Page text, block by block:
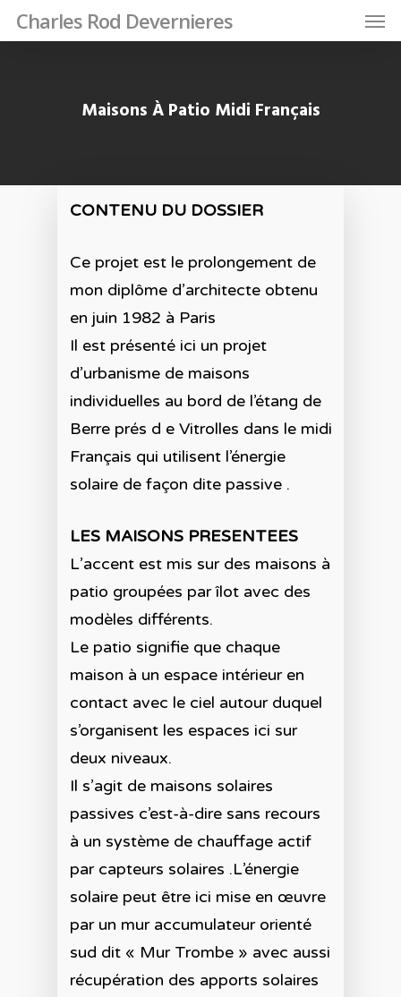
Charles Rod Devernieres
Maisons À Patio Midi Français
CONTENU DU DOSSIER
Ce projet est le prolongement de
mon diplôme d’architecte obtenu
en juin 1982 à Paris
Il est présenté ici un projet
d’urbanisme de maisons
individuelles au bord de l’étang de
Berre prés d e Vitrolles dans le midi
Français qui utilisent l’énergie
solaire de façon dite passive .
LES MAISONS PRESENTEES
L’accent est mis sur des maisons à
patio groupées par îlot avec des
modèles différents.
Le patio signifie que chaque
maison à un espace intérieur en
contact avec le ciel autour duquel
s’organisent les espaces ici sur
deux niveaux.
Il s’agit de maisons solaires
passives c’est-à-dire sans recours
à un système de chauffage actif
par capteurs solaires .L’énergie
solaire peut être ici mise en œuvre
par un mur accumulateur orienté
sud dit « Mur Trombe » avec aussi
récupération des apports solaires